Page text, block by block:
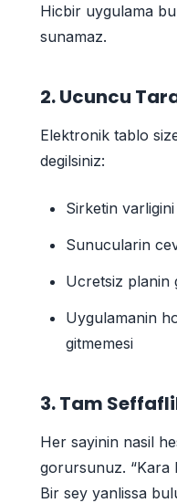
Hicbir uygulama
sunamaz.
2. Ucuncu
Elektronik tablo
degilsiniz:
Sirketin
Sunucularin
Ucretsiz planin
Uygulamanin
gitmemesi
3. Tam
Her sayinin nasil
gorursunuz. “Kara
Bir sey yanlissa